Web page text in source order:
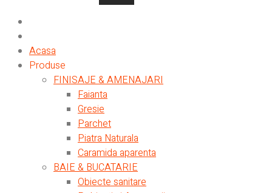
Acasa
Produse
FINISAJE & AMENAJARI
Faianta
Gresie
Parchet
Piatra Naturala
Caramida aparenta
BAIE & BUCATARIE
Obiecte sanitare